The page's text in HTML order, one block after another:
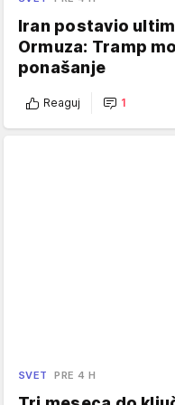
Iran postavio
Ormuza: Tramp
ponašanje
Reaguj 1
SVET PRE 4 H